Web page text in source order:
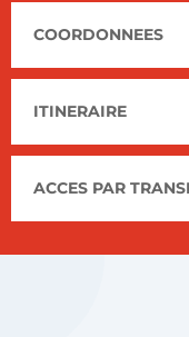
COORDONNEES
ITINERAIRE
ACCES PAR